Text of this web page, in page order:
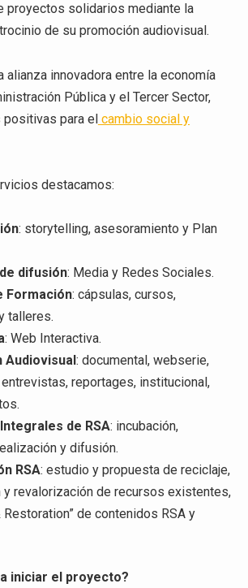
proyectos solidarios mediante la
de su promoción audiovisual.
alianza innovadora entre la economía
Pública y el Tercer Sector,
positivas para elcambio social y
destacamos:
: storytelling, asesoramiento y Plan
difusión: Media y Redes Sociales.
Formación: cápsulas, cursos,
talleres.
: Web Interactiva.
Audiovisual: documental, webserie,
reportages, institucional,
de RSA: incubación,
y difusión.
RSA: estudio y propuesta de reciclaje,
revalorización de recursos existentes,
Restoration” de contenidos RSA y
iniciar el proyecto?